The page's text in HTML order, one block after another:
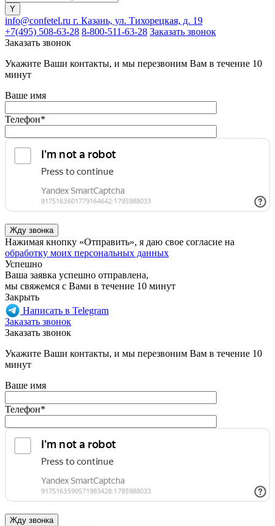
info@confetel.ru г. Казань, ул. Тихорецкая, д. 19
+7(495) 508-63-28 8-800-511-63-28 Заказать звонок
Заказать звонок
Укажите Ваши контакты, и мы перезвоним Вам в течение 10
минут
Ваше имя
Телефон*
Нажимая кнопку «Отправить», я даю свое согласие на
обработку моих персональных данных
Успешно
Ваша заявка успешно отправлена,
мы свяжемся с Вами в течение 10 минут
Закрыть
Написать в Telegram
Заказать звонок
Заказать звонок
Укажите Ваши контакты, и мы перезвоним Вам в течение 10
минут
Ваше имя
Телефон*